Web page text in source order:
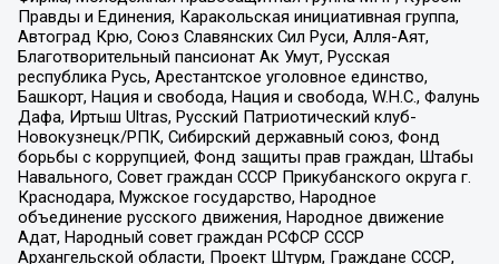
Правды и Единения, Каракольская инициативная группа,
Автоград Крю, Союз Славянских Сил Руси, Алля-Аят,
Благотворительный пансионат Ак Умут, Русская
республика Русь, Арестантское уголовное единство,
Башкорт, Нация и свобода, Нация и свобода, W.H.С., Фалунь
Дафа, Иртыш Ultras, Русский Патриотический клуб-
Новокузнецк/РПК, Сибирский державный союз, Фонд
борьбы с коррупцией, Фонд защиты прав граждан, Штабы
Навального, Совет граждан СССР Прикубанского округа г.
Краснодара, Мужское государство, Народное
объединение русского движения, Народное движение
Адат, Народный совет граждан РСФСР СССР
Архангельской области, Проект Штурм, Граждане СССР,